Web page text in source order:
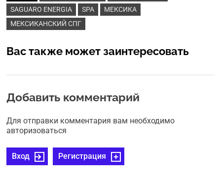
SAGUARO ENERGIA
SPA
МЕКСИКА
МЕКСИКАНСКИЙ СПГ
Вас также может заинтересовать
Добавить комментарий
Для отправки комментария вам необходимо
авторизоваться
Вход Регистрация